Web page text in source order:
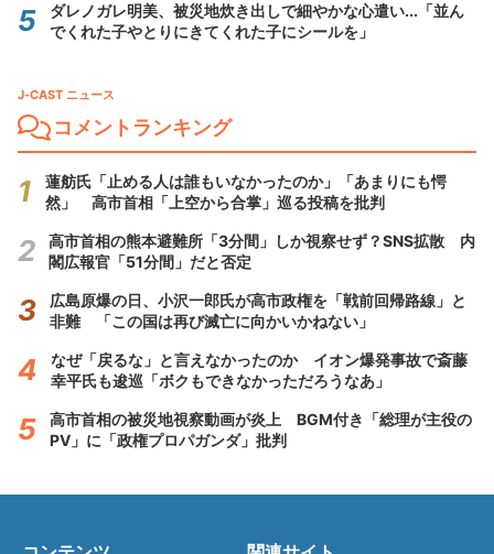
ダレノガレ明美、被災地炊き出しで細やかな心遣い...「並ん
でくれた子やとりにきてくれた子にシールを」
J-CAST ニュース
コメントランキング
蓮舫氏「止める人は誰もいなかったのか」「あまりにも愕
然」 高市首相「上空から合掌」巡る投稿を批判
高市首相の熊本避難所「3分間」しか視察せず？SNS拡散 内
閣広報官「51分間」だと否定
広島原爆の日、小沢一郎氏が高市政権を「戦前回帰路線」と
非難 「この国は再び滅亡に向かいかねない」
なぜ「戻るな」と言えなかったのか イオン爆発事故で斎藤
幸平氏も逡巡「ボクもできなかっただろうなあ」
高市首相の被災地視察動画が炎上 BGM付き「総理が主役の
PV」に「政権プロパガンダ」批判